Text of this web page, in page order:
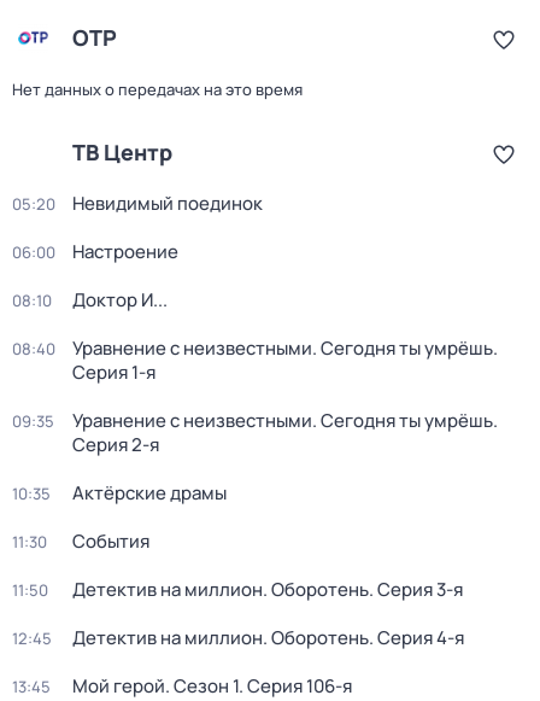
ОТР
Нет данных о передачах на это время
ТВ Центр
05:20 Невидимый поединок
06:00 Настроение
08:10 Доктор И...
08:40 Уравнение с неизвестными. Сегодня ты умрёшь.
Серия 1-я
09:35 Уравнение с неизвестными. Сегодня ты умрёшь.
Серия 2-я
10:35 Актёрские драмы
11:30 События
11:50 Детектив на миллион. Оборотень. Серия 3-я
12:45 Детектив на миллион. Оборотень. Серия 4-я
13:45 Мой герой. Сезон 1. Серия 106-я